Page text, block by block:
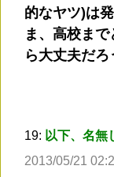
的なヤツ)は
ま、高校ま
ら大丈夫だろ
19: 以下、名無
2013/05/21